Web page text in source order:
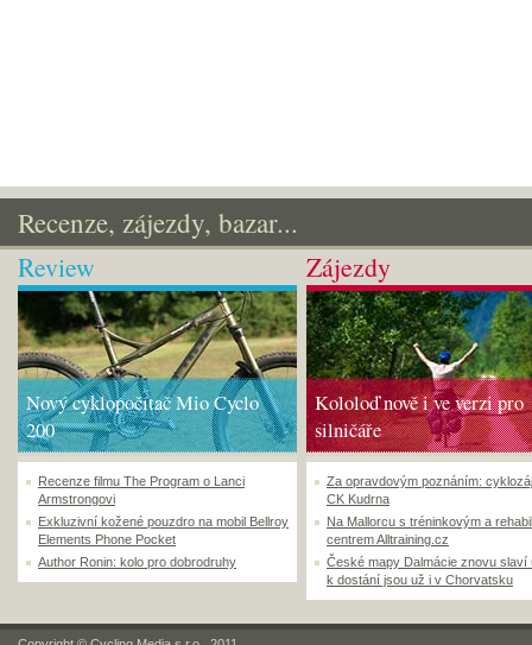
Recenze, zájezdy, bazar...
Review
Nový cyklopočítač Mio Cyclo
200
Recenze filmu The Program o Lanci
Armstrongovi
Exkluzivní kožené pouzdro na mobil Bellroy
Elements Phone Pocket
Author Ronin: kolo pro dobrodruhy
Zájezdy
Kololoď nově i ve verzi pro
silničáře
Za opravdovým poznáním:
CK Kudrna
Na Mallorcu s tréninkovým a
centrem Alltraining.cz
České mapy Dalmácie znovu slaví
k dostání jsou už i v Chorvatsku